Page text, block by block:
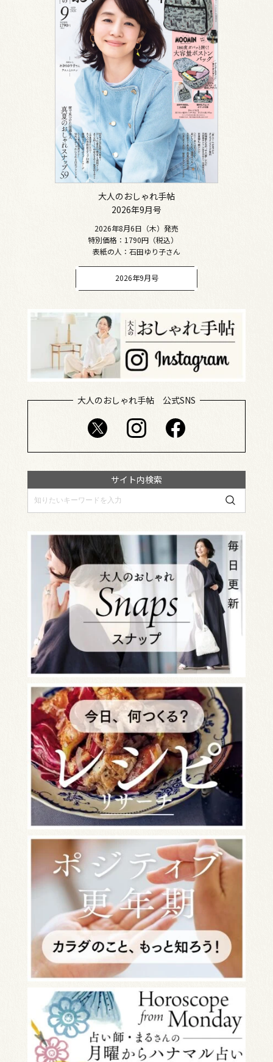
大人のおしゃれ手帖
2026年9月号
2026年8月6日（木）発売
特別価格：1790円（税込）
表紙の人：石田ゆり子さん
2026年9月号
大人のおしゃれ手帖 公式SNS
サイト内検索